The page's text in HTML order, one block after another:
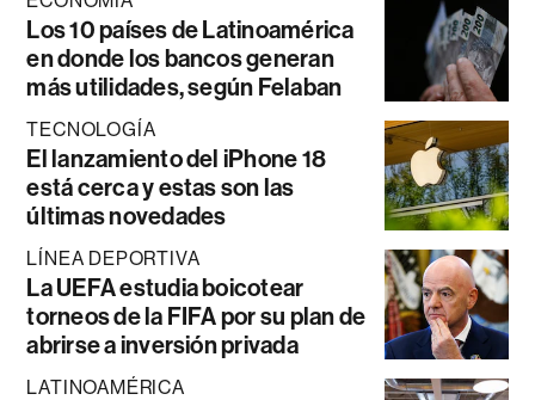
Los 10 países de Latinoamérica
en donde los bancos generan
más utilidades, según Felaban
TECNOLOGÍA
El lanzamiento del iPhone 18
está cerca y estas son las
últimas novedades
LÍNEA DEPORTIVA
La UEFA estudia boicotear
torneos de la FIFA por su plan de
abrirse a inversión privada
LATINOAMÉRICA